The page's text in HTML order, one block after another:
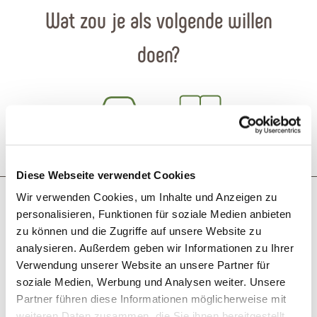
Diese Webseite verwendet Cookies
Wir verwenden Cookies, um Inhalte und Anzeigen zu
personalisieren, Funktionen für soziale Medien anbieten
zu können und die Zugriffe auf unsere Website zu
analysieren. Außerdem geben wir Informationen zu Ihrer
Verwendung unserer Website an unsere Partner für
soziale Medien, Werbung und Analysen weiter. Unsere
Partner führen diese Informationen möglicherweise mit
Wat zou je als volgende willen
doen?
Misschien bent u ook geïnteresseerd in